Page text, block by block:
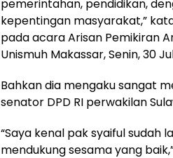
pemerintahan, pendidikan,
kepentingan masyarakat,”
pada acara Arisan Pemikiran
Unismuh Makassar, Senin, 30
Bahkan dia mengaku sangat
senator DPD RI perwakilan
“Saya kenal pak syaiful sudah
mendukung sesama yang